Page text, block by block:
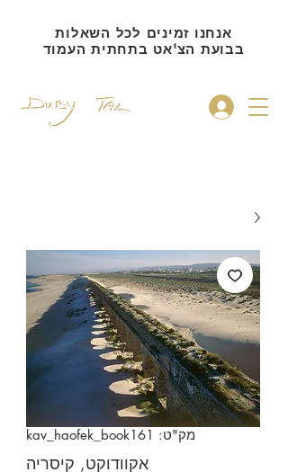
אנחנו זמינים לכל השאלות
בבועת הצ'אט בתחתית העמוד
מק"ט: kav_haofek_book161
אקוודוקט, קיסריה